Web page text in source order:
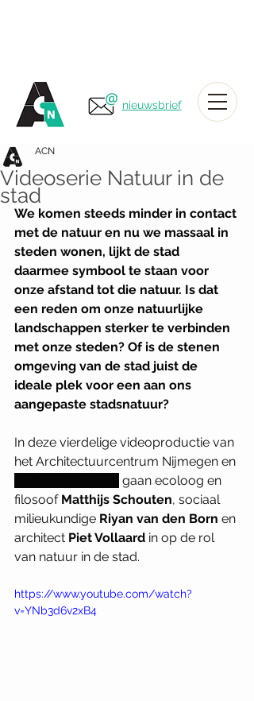
nieuwsbrief
Videoserie Natuur in de
stad
ACN
We komen steeds minder in contact
met de natuur en nu we massaal in
steden wonen, lijkt de stad
daarmee symbool te staan voor
onze afstand tot die natuur. Is dat
een reden om onze natuurlijke
landschappen sterker te verbinden
met onze steden? Of is de stenen
omgeving van de stad juist de
ideale plek voor een aan ons
aangepaste stadsnatuur?
In deze vierdelige videoproductie van
het Architectuurcentrum Nijmegen en
gaan ecoloog en
filosoof Matthijs Schouten, sociaal
milieukundige Riyan van den Born en
architect Piet Vollaard in op de rol
van natuur in de stad.
https://www.youtube.com/watch?
v=YNb3d6v2xB4